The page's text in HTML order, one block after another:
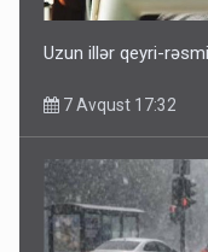
Uzun illər qeyri-
7 Avqust 17:32